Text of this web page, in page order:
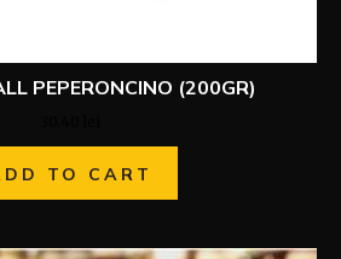
PEPERONCINO (200GR)
TO CART